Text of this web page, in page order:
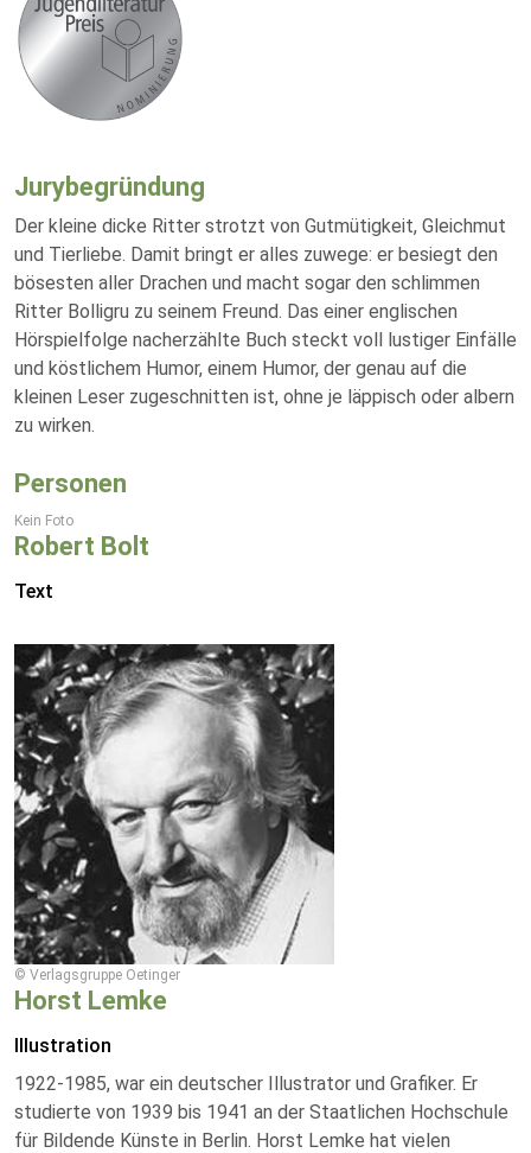
Jurybegründung
Der kleine dicke Ritter strotzt von Gutmütigkeit, Gleichmut
und Tierliebe. Damit bringt er alles zuwege: er besiegt den
bösesten aller Drachen und macht sogar den schlimmen
Ritter Bolligru zu seinem Freund. Das einer englischen
Hörspielfolge nacherzählte Buch steckt voll lustiger Einfälle
und köstlichem Humor, einem Humor, der genau auf die
kleinen Leser zugeschnitten ist, ohne je läppisch oder albern
zu wirken.
Personen
Kein Foto
Robert Bolt
Text
© Verlagsgruppe Oetinger
Horst Lemke
Illustration
1922-1985, war ein deutscher Illustrator und Grafiker. Er
studierte von 1939 bis 1941 an der Staatlichen Hochschule
für Bildende Künste in Berlin. Horst Lemke hat vielen